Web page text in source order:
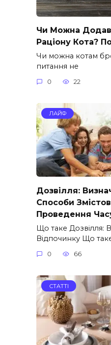
Чи Можна
Раціону Кота?
Чи можна котам
питання не
0 22
ЛАЙФ
Дозвілля:
Способи
Проведення
Що таке Дозвілля:
Відпочинку Що
0 66
СТАТТІ